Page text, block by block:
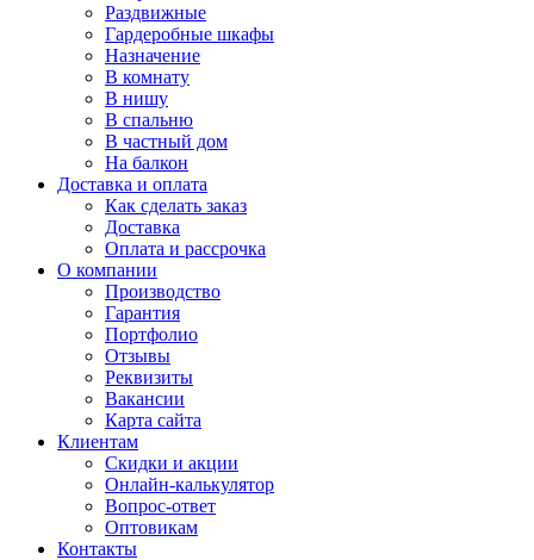
Раздвижные
Гардеробные шкафы
Назначение
В комнату
В нишу
В спальню
В частный дом
На балкон
Доставка и оплата
Как сделать заказ
Доставка
Оплата и рассрочка
О компании
Производство
Гарантия
Портфолио
Отзывы
Реквизиты
Вакансии
Карта сайта
Клиентам
Скидки и акции
Онлайн-калькулятор
Вопрос-ответ
Оптовикам
Контакты